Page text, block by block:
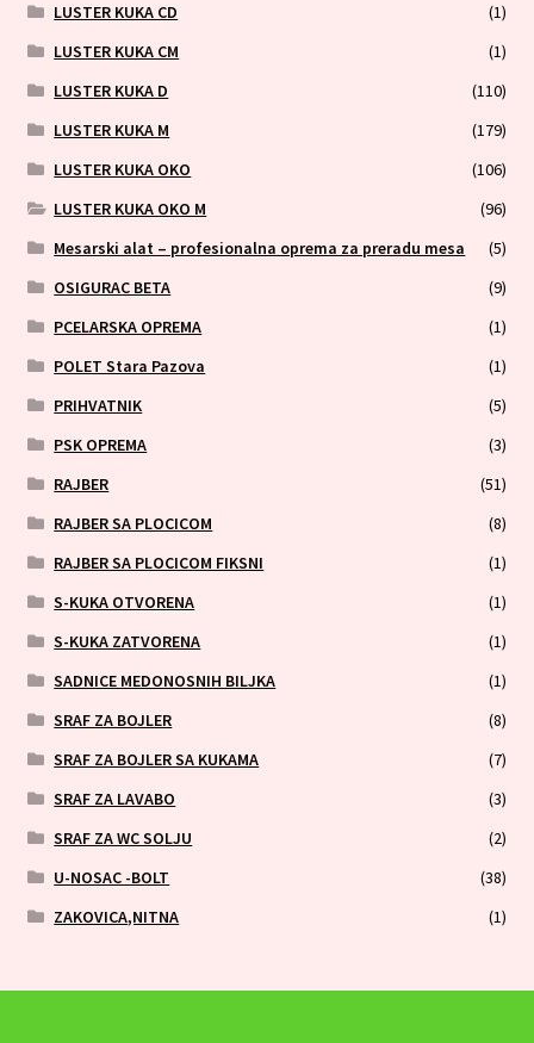
LUSTER KUKA CD
(1)
LUSTER KUKA CM
(1)
LUSTER KUKA D
(110)
LUSTER KUKA M
(179)
LUSTER KUKA OKO
(106)
LUSTER KUKA OKO M
(96)
Mesarski alat – profesionalna oprema za preradu mesa
(5)
OSIGURAC BETA
(9)
PCELARSKA OPREMA
(1)
POLET Stara Pazova
(1)
PRIHVATNIK
(5)
PSK OPREMA
(3)
RAJBER
(51)
RAJBER SA PLOCICOM
(8)
RAJBER SA PLOCICOM FIKSNI
(1)
S-KUKA OTVORENA
(1)
S-KUKA ZATVORENA
(1)
SADNICE MEDONOSNIH BILJKA
(1)
SRAF ZA BOJLER
(8)
SRAF ZA BOJLER SA KUKAMA
(7)
SRAF ZA LAVABO
(3)
SRAF ZA WC SOLJU
(2)
U-NOSAC -BOLT
(38)
ZAKOVICA,NITNA
(1)